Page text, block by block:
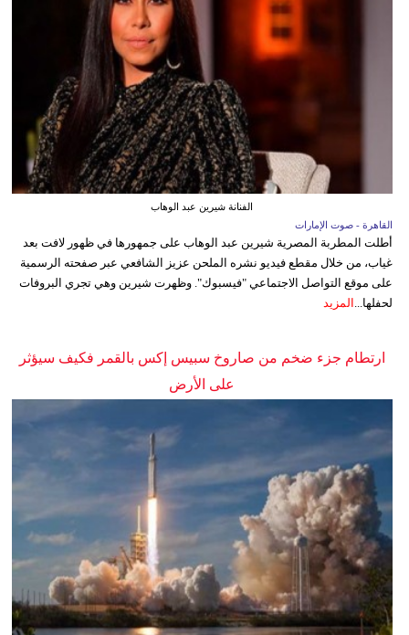
الفنانة شيرين عبد الوهاب
القاهرة - صوت الإمارات
أطلت المطربة المصرية شيرين عبد الوهاب على جمهورها في ظهور لافت بعد
غياب، من خلال مقطع فيديو نشره الملحن عزيز الشافعي عبر صفحته الرسمية
على موقع التواصل الاجتماعي "فيسبوك". وظهرت شيرين وهي تجري البروفات
لحفلها... المزيد
ارتطام جزء ضخم من صاروخ سبيس إكس بالقمر فكيف سيؤثر
على الأرض